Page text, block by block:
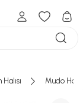
Mudo